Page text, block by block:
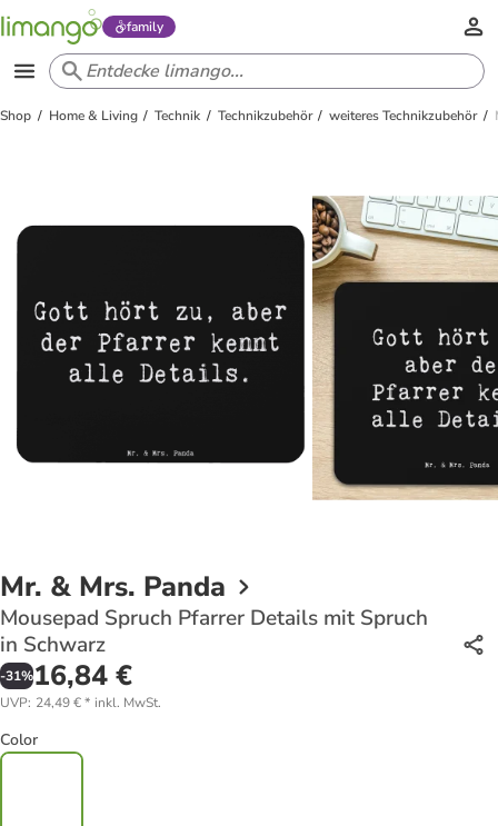
family
Shop Home & Living Technik Technikzubehör weiteres Technikzubehör
Mr. & Mrs. Panda
Mousepad Spruch Pfarrer Details mit Spruch
in Schwarz
-31%16,84 €
UVP: 24,49 €* inkl. MwSt.
Color